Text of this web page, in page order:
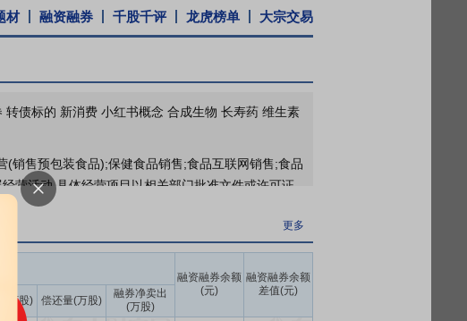
材 融资融券 千股千评 龙虎榜单 大宗交易
债标的 新消费 小红书概念 合成生物 长寿药 维生素
销售预包装食品);保健食品销售;食品互联网销售;食品
营活动,具体经营项目以相关部门批准文件或许可证
销售(除销售需要许可的商品);企业管理;企业管理咨
资的资产管理服务;物业管理;非居住房地产租赁;广告
批准的项目外,凭营业执照依法自主开展经营活动)。
事营养原料的研发、生产及销售，以及保健食品的制
，持续推动上下游产品创新与品牌升级，不仅实现了
更多
融资融券余额
(元)
融资融券余额
差值(元)
(万股) 偿还量(万股)
融券净卖出
(万股)